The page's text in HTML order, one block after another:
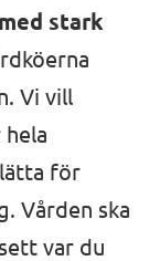
stark
Vi vill
för
Vården ska
var du